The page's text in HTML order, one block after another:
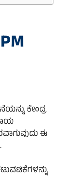
ಕೇಂದ್ರ
ಈ